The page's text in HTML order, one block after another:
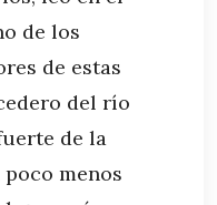
de los
de estas
del río
de la
menos